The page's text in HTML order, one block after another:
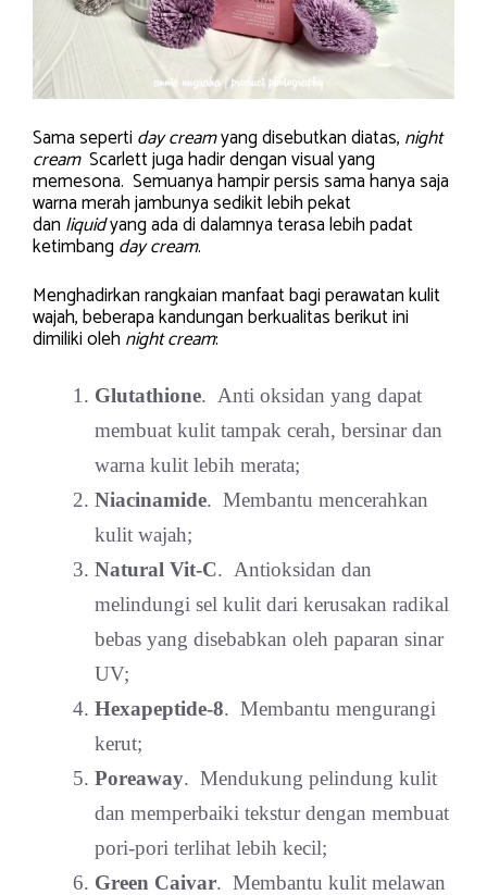
Sama seperti day creamyang disebutkan diatas, night
cream Scarlett juga hadir dengan visual yang
memesona. Semuanya hampir persis sama hanya saja
warna merah jambunya sedikit lebih pekat
dan liquidyang ada di dalamnya terasa lebih padat
ketimbang day cream.
Menghadirkan rangkaian manfaat bagi perawatan kulit
wajah, beberapa kandungan berkualitas berikut ini
dimiliki oleh night cream:
Glutathione. Anti oksidan yang dapat
membuat kulit tampak cerah, bersinar dan
warna kulit lebih merata;
Niacinamide. Membantu mencerahkan
kulit wajah;
Natural Vit-C. Antioksidan dan
melindungi sel kulit dari kerusakan radikal
bebas yang disebabkan oleh paparan sinar
UV;
Hexapeptide-8. Membantu mengurangi
kerut;
Poreaway. Mendukung pelindung kulit
dan memperbaiki tekstur dengan membuat
pori-pori terlihat lebih kecil;
Green Caivar. Membantu kulit melawan